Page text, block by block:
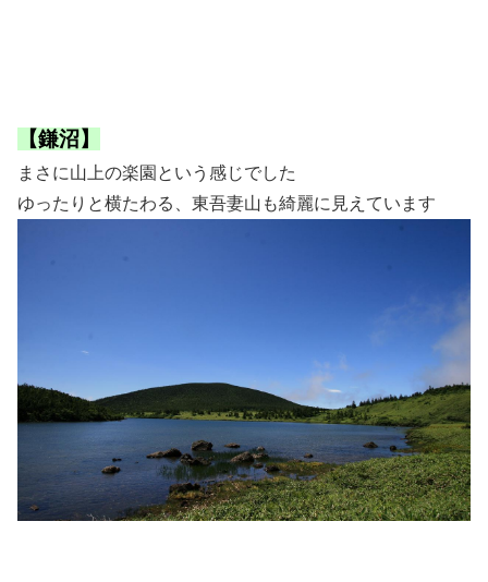
【鎌沼】
まさに山上の楽園という感じでした
ゆったりと横たわる、東吾妻山も綺麗に見えています